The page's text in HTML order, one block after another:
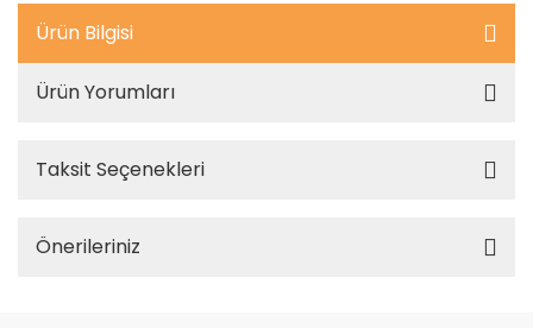
Ürün Bilgisi
Ürün Yorumları
Taksit Seçenekleri
Önerileriniz